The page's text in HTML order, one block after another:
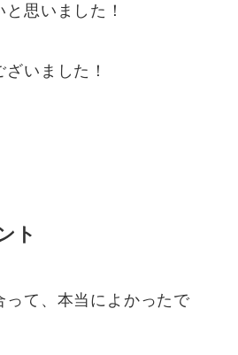
思いました！
いました！
ト
って、本当によかったで